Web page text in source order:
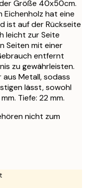
Größe 40x50cm.
Eichenholz hat eine
ist auf der Rückseite
leicht zur Seite
Seiten mit einer
entfernt
zu gewährleisten.
Metall, sodass
lässt, sowohl
Tiefe: 22 mm.
nicht zum